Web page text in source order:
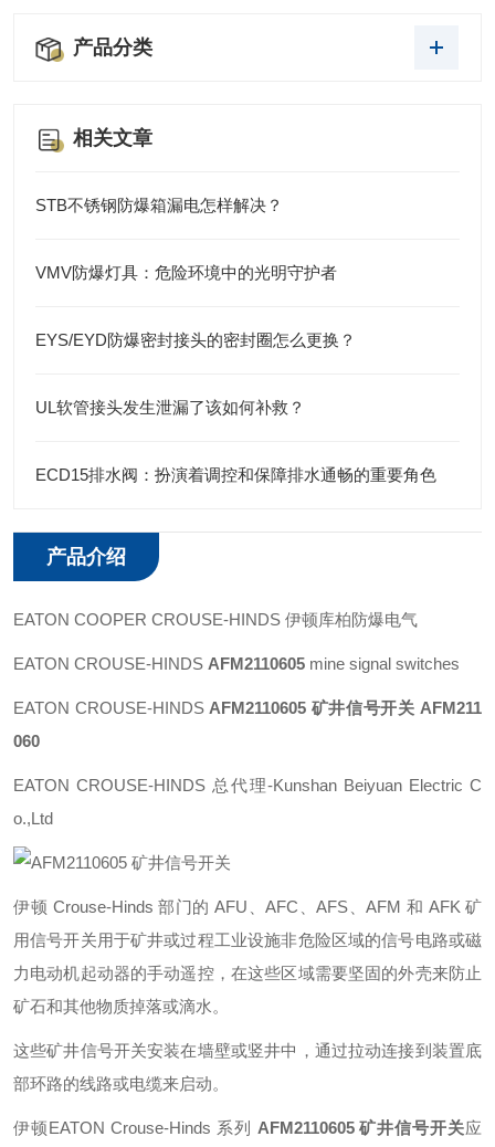
产品分类
相关文章
STB不锈钢防爆箱漏电怎样解决？
VMV防爆灯具：危险环境中的光明守护者
EYS/EYD防爆密封接头的密封圈怎么更换？
UL软管接头发生泄漏了该如何补救？
ECD15排水阀：扮演着调控和保障排水通畅的重要角色
产品介绍
EATON COOPER CROUSE-HINDS 伊顿库柏防爆电气
EATON CROUSE-HINDS AFM2110605 mine signal switches
EATON CROUSE-HINDS AFM2110605 矿井信号开关 AFM211
060
EATON CROUSE-HINDS 总代理-Kunshan Beiyuan Electric C
o.,Ltd
伊顿 Crouse-Hinds 部门的 AFU、AFC、AFS、AFM 和 AFK 矿
用信号开关用于矿井或过程工业设施非危险区域的信号电路或磁
力电动机起动器的手动遥控，在这些区域需要坚固的外壳来防止
矿石和其他物质掉落或滴水。
这些矿井信号开关安装在墙壁或竖井中，通过拉动连接到装置底
部环路的线路或电缆来启动。
伊顿EATON Crouse-Hinds 系列 AFM2110605 矿井信号开关应